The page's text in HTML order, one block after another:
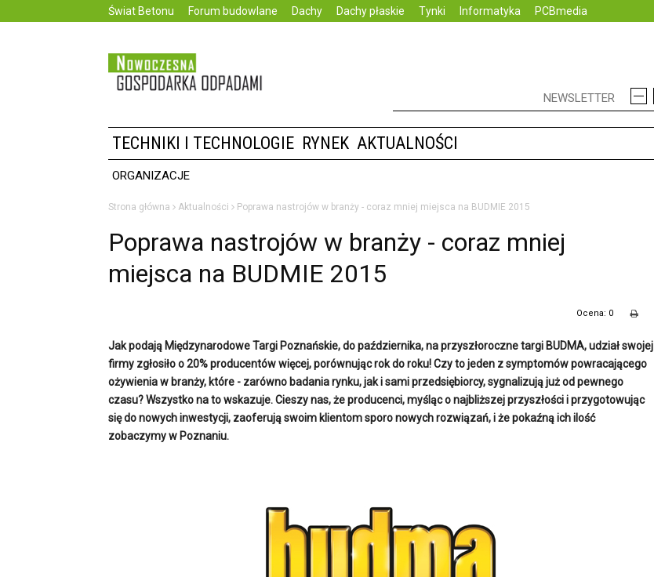
Świat Betonu Forum budowlane Dachy Dachy płaskie Tynki Informatyka PCBmedia
TECHNIKI I TECHNOLOGIE RYNEK AKTUALNOŚCI
ORGANIZACJE
Strona główna Aktualności Poprawa nastrojów w branży - coraz mniej miejsca na BUDMIE 2015
Poprawa nastrojów w branży - coraz mniej
miejsca na BUDMIE 2015
Ocena: 0
Jak podają Międzynarodowe Targi Poznańskie, do października, na przyszłoroczne targi BUDMA, udział swojej
firmy zgłosiło o 20% producentów więcej, porównując rok do roku! Czy to jeden z symptomów powracającego
ożywienia w branży, które - zarówno badania rynku, jak i sami przedsiębiorcy, sygnalizują już od pewnego
czasu? Wszystko na to wskazuje. Cieszy nas, że producenci, myśląc o najbliższej przyszłości i przygotowując
się do nowych inwestycji, zaoferują swoim klientom sporo nowych rozwiązań, i że pokaźną ich ilość
zobaczymy w Poznaniu.